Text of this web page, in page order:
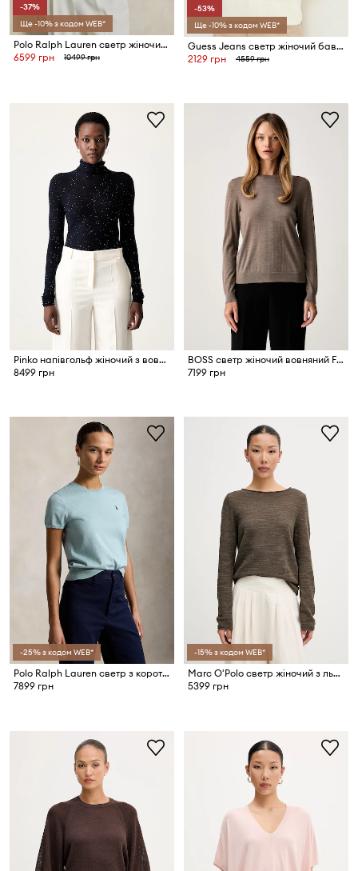
-37%
Ще -10% з кодом WEB*
Polo Ralph Lauren светр жіночий бавовняний
6599 грн
10499 грн
-53%
Ще -10% з кодом WEB*
Guess Jeans светр жіночий бавовняний
2129 грн
4559 грн
Pinko напівгольф жіночий з вовною
8499 грн
BOSS светр жіночий вовняний Ferpina
7199 грн
-25% з кодом WEB*
Polo Ralph Lauren светр з короткими рукавами жіночий з бавовною
7899 грн
-15% з кодом WEB*
Marc O'Polo светр жіночий з льоном
5399 грн